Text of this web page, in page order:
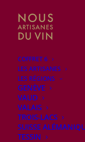
COFFRET 6
LES ARTISANES
LES RÉGIONS
GENÈVE
VAUD
VALAIS
TROIS-LACS
SUISSE
TESSIN